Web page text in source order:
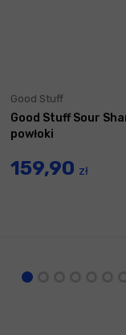
Good Stuff
Good Stuff Sour
powłoki
159,90 zł